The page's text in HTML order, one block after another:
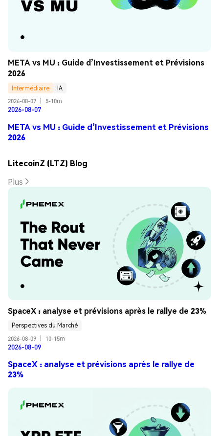
META vs MU : Guide d’Investissement et Prévisions
2026
Intermédiaire
IA
2026-08-07
5-10m
2026-08-07
META vs MU : Guide d’Investissement et Prévisions
2026
LitecoinZ (LTZ) Blog
Plus
SpaceX : analyse et prévisions après le rallye de 23%
Perspectives du Marché
2026-08-09
10-15m
2026-08-09
SpaceX : analyse et prévisions après le rallye de
23%